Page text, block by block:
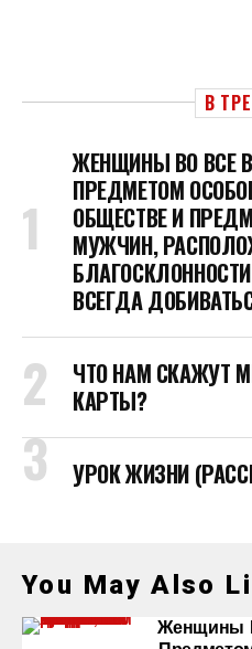
В
ЖЕНЩИНЫ ВО ВСЕ
ПРЕДМЕТОМ
ОБЩЕСТВЕ И
МУЖЧИН,
ВСЕГДА
ЧТО НАМ СКАЖУТ
КАРТЫ?
УРОК ЖИЗНИ
You May Also
Женщины